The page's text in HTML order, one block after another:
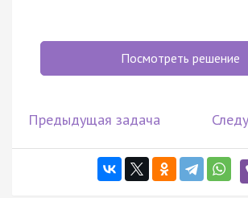
Посмотреть решение
Предыдущая задача